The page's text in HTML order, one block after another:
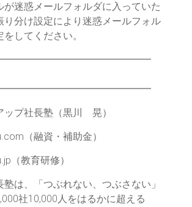
が迷惑メールフォルダに入っていた
り分け設定により迷惑メールフォル
してください。
ップ社長塾（黒川 晃）
（融資・補助金）
（教育研修）
は、「つぶれない、つぶさない」
社10,000人をはるかに超える